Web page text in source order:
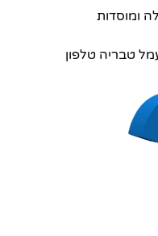
ומוסדות
טבריה טלפון